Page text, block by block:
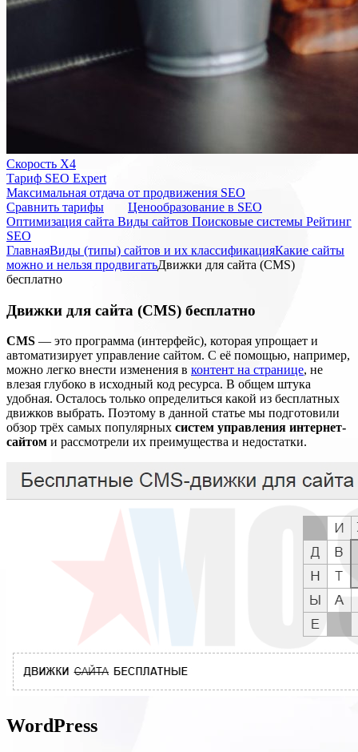
Скорость Х4
Тариф SEO Expert
Максимальная отдача от продвижения SEO
Cравнить тарифы
Ценообразование в SEO
Оптимизация сайта Виды сайтов Поисковые системы Рейтинг
SEO
ГлавнаяВиды (типы) сайтов и их классификацияКакие сайты
можно и нельзя продвигатьДвижки для сайта (CMS)
бесплатно
Движки для сайта (CMS) бесплатно
CMS — это программа (интерфейс), которая упрощает и
автоматизирует управление сайтом. С её помощью, например,
можно легко внести изменения в контент на странице, не
влезая глубоко в исходный код ресурса. В общем штука
удобная. Осталось только определиться какой из бесплатных
движков выбрать. Поэтому в данной статье мы подготовили
обзор трёх самых популярных систем управления интернет-
сайтом и рассмотрели их преимущества и недостатки.
WordPress